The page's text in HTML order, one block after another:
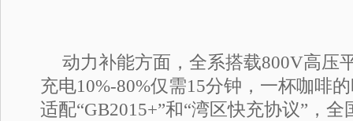
动力补能方面，全系搭载800V高压
充电10%-80%仅需15分钟，一杯咖啡
适配“GB2015+”和“湾区快充协议”，